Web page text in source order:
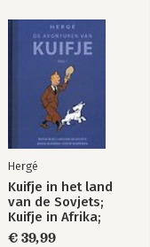
Hergé
Kuifje in het land
van de Sovjets;
Kuifje in Afrika;
Kuifje in Amerika
€ 39,99